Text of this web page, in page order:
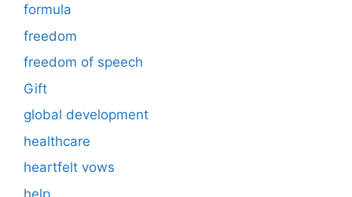
formula
freedom
freedom of speech
Gift
global development
healthcare
heartfelt vows
help